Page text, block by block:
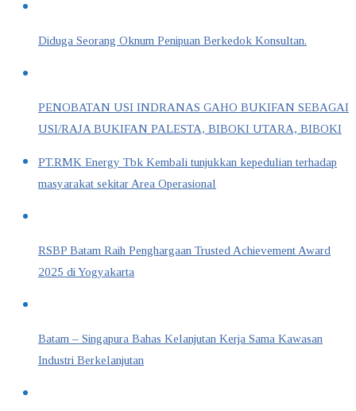
Diduga Seorang Oknum Penipuan Berkedok Konsultan.
PENOBATAN USI INDRANAS GAHO BUKIFAN SEBAGAI
USI/RAJA BUKIFAN PALESTA, BIBOKI UTARA, BIBOKI
PT.RMK Energy Tbk Kembali tunjukkan kepedulian terhadap
masyarakat sekitar Area Operasional
RSBP Batam Raih Penghargaan Trusted Achievement Award
2025 di Yogyakarta
Batam – Singapura Bahas Kelanjutan Kerja Sama Kawasan
Industri Berkelanjutan